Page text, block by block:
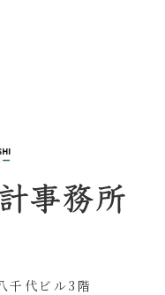
千代ビル3階